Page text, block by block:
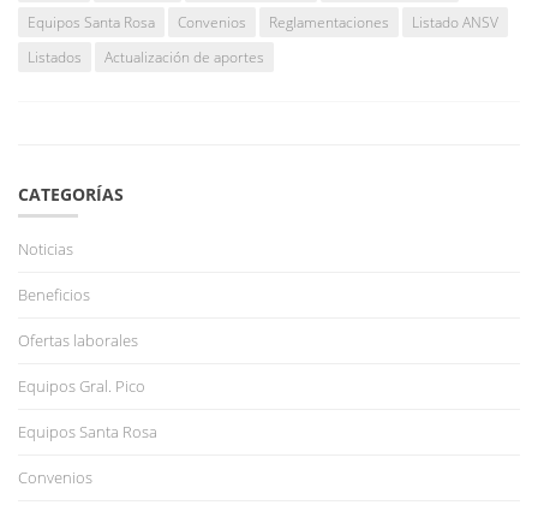
Equipos Santa Rosa
Convenios Reglamentaciones
Listado ANSV
Listados
Actualización de aportes
CATEGORÍAS
Noticias
Beneficios
Ofertas laborales
Equipos Gral. Pico
Equipos Santa Rosa
Convenios